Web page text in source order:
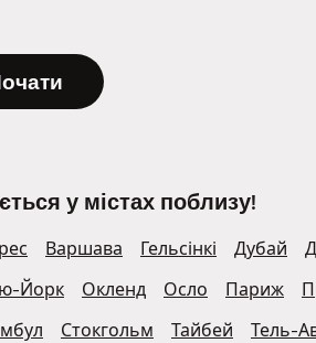
у містах поблизу!
Варшава Гельсінкі Дубай
Йорк Окленд Осло Париж
Стокгольм Тайбей Тель-